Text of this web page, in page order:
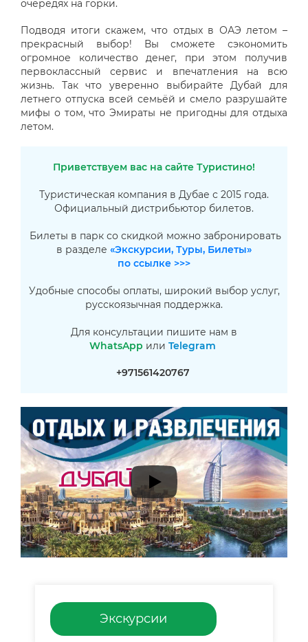
очередях на горки.
Подводя итоги скажем, что отдых в ОАЭ летом –
прекрасный выбор! Вы сможете сэкономить
огромное количество денег, при этом получив
первоклассный сервис и впечатления на всю
жизнь. Так что уверенно выбирайте Дубай для
летнего отпуска всей семьёй и смело разрушайте
мифы о том, что Эмираты не пригодны для отдыха
летом.
Приветствуем вас на сайте Туристино!
Туристическая компания в Дубае с 2015 года.
Официальный дистрибьютор билетов.
Билеты в парк со скидкой можно забронировать
в разделе «Экскурсии, Туры, Билеты»
по ссылке >>>
Удобные способы оплаты, широкий выбор услуг,
русскоязычная поддержка.
Для консультации пишите нам в
WhatsApp или Telegram
+971561420767
Экскурсии